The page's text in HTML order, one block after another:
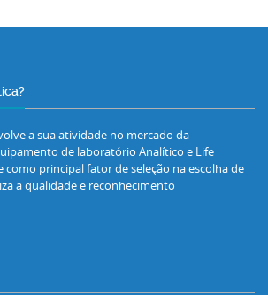
a sua atividade no mercado da
de laboratório Analítico e Life
como principal fator de seleção na escolha de
a qualidade e reconhecimento